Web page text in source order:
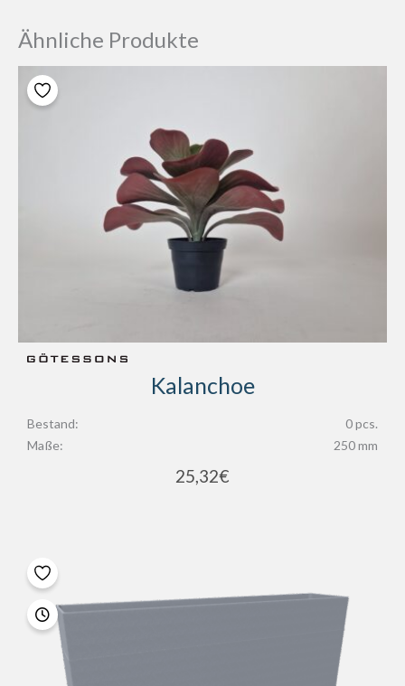
Ähnliche Produkte
Kalanchoe
Bestand:
0 pcs.
Maße:
250 mm
25,32€